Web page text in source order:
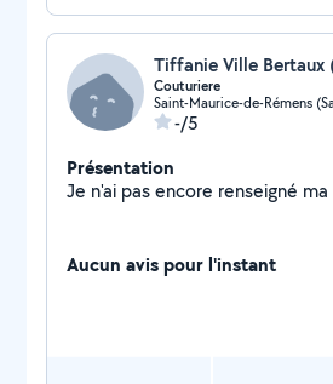
Couturiere
-/5
Présentation
Aucun avis pour l'instant